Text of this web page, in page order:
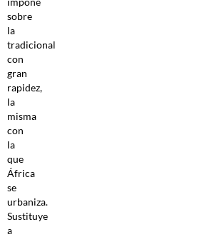
sobre
la
tradicional
con
gran
rapidez,
la
misma
con
la
que
África
se
urbaniza.
Sustituye
a